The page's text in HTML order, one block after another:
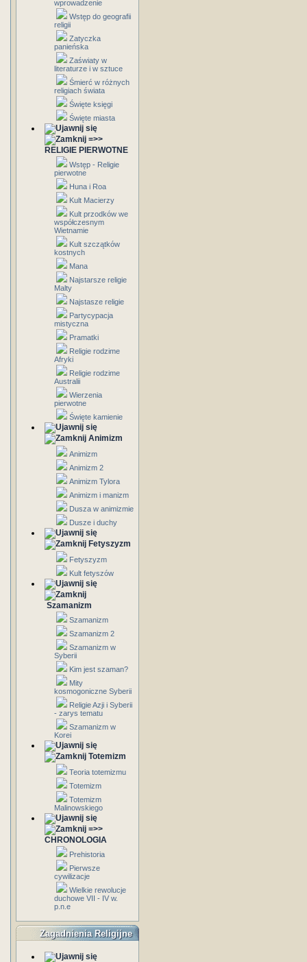
wprowadzenie
Wstęp do geografii
religii
Zatyczka
panieńska
Zaświaty w
literaturze i w sztuce
Śmierć w różnych
religiach świata
Święte księgi
Święte miasta
=>>
RELIGIE PIERWOTNE
Wstęp - Religie
pierwotne
Huna i Roa
Kult Macierzy
Kult przodków we
współczesnym
Wietnamie
Kult szczątków
kostnych
Mana
Najstarsze religie
Malty
Najstasze religie
Partycypacja
mistyczna
Pramatki
Religie rodzime
Afryki
Religie rodzime
Australii
Wierzenia
pierwotne
Święte kamienie
Animizm
Animizm
Animizm 2
Animizm Tylora
Animizm i manizm
Dusza w animizmie
Dusze i duchy
Fetyszyzm
Fetyszyzm
Kult fetyszów
Szamanizm
Szamanizm
Szamanizm 2
Szamanizm w
Syberii
Kim jest szaman?
Mity
kosmogoniczne Syberii
Religie Azji i Syberii
- zarys tematu
Szamanizm w
Korei
Totemizm
Teoria totemizmu
Totemizm
Totemizm
Malinowskiego
=>>
CHRONOLOGIA
Prehistoria
Pierwsze
cywilizacje
Wielkie rewolucje
duchowe VII - IV w.
p.n.e
Zagadnienia Religijne